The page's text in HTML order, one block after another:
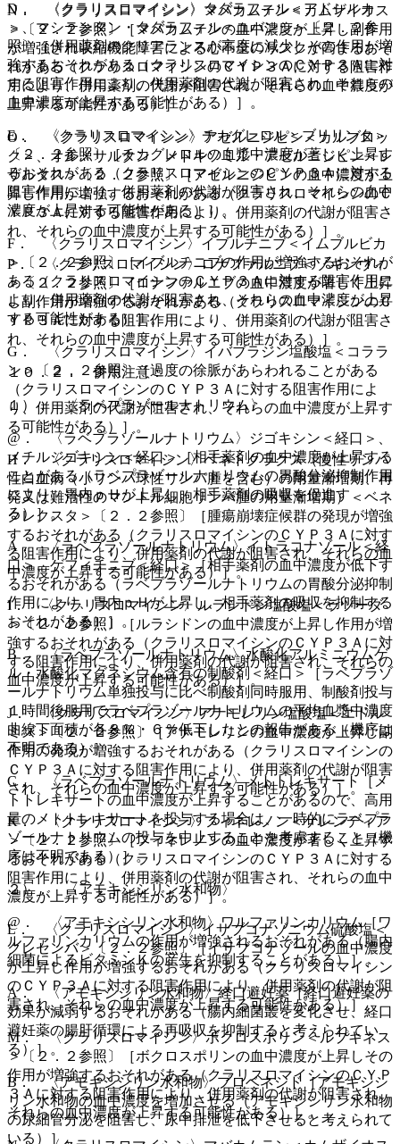
N． 〈クラリスロマイシン〉マバカムテン＜カムザイオス
＞〔２．２参照〕［マバカムテンの血中濃度が上昇し副作用
が増強され収縮機能障害による心不全のリスクが高まるおそ
れがある（クラリスロマイシンのＣＹＰ３Ａに対する阻害作
用により、併用薬剤の代謝が阻害され、それらの血中濃度が
上昇する可能性がある）］。
O． 〈クラリスロマイシン〉アゼルニジピン＜カルブロッ
ク＞、オルメサルタン メドキソミル・アゼルニジピン＜レ
ザルタス＞〔２．２参照〕［アゼルニジピンの血中濃度が上
昇し作用が増強するおそれがある（クラリスロマイシンのＣ
ＹＰ３Ａに対する阻害作用により、併用薬剤の代謝が阻害さ
れ、それらの血中濃度が上昇する可能性がある）］。
P． 〈クラリスロマイシン〉ロナファルニブ＜ゾキンヴィ
＞〔２．２参照〕［ロナファルニブの血中濃度が著しく上昇
し副作用が増強するおそれがある（クラリスロマイシンのＣ
ＹＰ３Ａに対する阻害作用により、併用薬剤の代謝が阻害さ
れ、それらの血中濃度が上昇する可能性がある）］。
１０．２． 併用注意：
１）． 〈ラベプラゾールナトリウム〉
@． 〈ラベプラゾールナトリウム〉ジゴキシン＜経口＞、
メチルジゴキシン＜経口＞［相手薬剤の血中濃度が上昇する
ことがある（ラベプラゾールナトリウムの胃酸分泌抑制作用
により、胃内ｐＨが上昇し、相手薬剤の吸収を促進す
る）］。
A． 〈ラベプラゾールナトリウム〉イトラコナゾール＜経
口＞、ゲフィチニブ＜経口＞［相手薬剤の血中濃度が低下す
るおそれがある（ラベプラゾールナトリウムの胃酸分泌抑制
作用により、胃内ｐＨが上昇し、相手薬剤の吸収を抑制する
おそれがある）］。
B． 〈ラベプラゾールナトリウム〉水酸化アルミニウムゲ
ル・水酸化マグネシウム含有の制酸剤＜経口＞［ラベプラゾ
ールナトリウム単独投与に比べ制酸剤同時服用、制酸剤投与
１時間後服用でラベプラゾールナトリウムの平均血漿中濃度
曲線下面積が各８％・６％低下したとの報告がある（機序は
不明である）］。
C． 〈ラベプラゾールナトリウム〉メトトレキサート［メ
トトレキサートの血中濃度が上昇することがあるので、高用
量のメトトレキサートを投与する場合は、一時的にラベプラ
ゾールナトリウムの投与を中止することを考慮すること（機
序は不明である）］。
２）． 〈アモキシシリン水和物〉
@． 〈アモキシシリン水和物〉ワルファリンカリウム［ワ
ルファリンカリウムの作用が増強されるおそれがある（腸内
細菌によるビタミンＫの産生を抑制することがある）］。
A． 〈アモキシシリン水和物〉経口避妊薬［経口避妊薬の
効果が減弱するおそれがある（腸内細菌叢を変化させ、経口
避妊薬の腸肝循環による再吸収を抑制すると考えられてい
る）］。
B． 〈アモキシシリン水和物〉プロベネシド［アモキシシ
リン水和物の血中濃度を増加させる（アモキシシリン水和物
の尿細管分泌を阻害し、尿中排泄を低下させると考えられて
いる）］。
D． 〈クラリスロマイシン〉タダラフィル＜アドシルカ
＞、マシテンタン・タダラフィル＜ユバンシ＞〔２．２参
照〕［併用薬剤のクリアランスが高度に減少しその作用が増
強するおそれがある（クラリスロマイシンのＣＹＰ３Ａに対
する阻害作用により、併用薬剤の代謝が阻害され、それらの
血中濃度が上昇する可能性がある）］。
E． 〈クラリスロマイシン〉チカグレロル＜ブリリンタ＞
〔２．２参照〕［チカグレロルの血漿中濃度が著しく上昇す
るおそれがある（クラリスロマイシンのＣＹＰ３Ａに対する
阻害作用により、併用薬剤の代謝が阻害され、それらの血中
濃度が上昇する可能性がある）］。
F． 〈クラリスロマイシン〉イブルチニブ＜イムブルビカ
＞〔２．２参照〕［イブルチニブの作用が増強するおそれが
ある（クラリスロマイシンのＣＹＰ３Ａに対する阻害作用に
より、併用薬剤の代謝が阻害され、それらの血中濃度が上昇
する可能性がある）］。
G． 〈クラリスロマイシン〉イバブラジン塩酸塩＜コララ
ン＞〔２．２参照〕［過度の徐脈があらわれることがある
（クラリスロマイシンのＣＹＰ３Ａに対する阻害作用によ
り、併用薬剤の代謝が阻害され、それらの血中濃度が上昇す
る可能性がある）］。
H． 〈クラリスロマイシン〉ベネトクラクス（慢性リンパ
性白血病（小リンパ球性リンパ腫を含む）の用量漸増期、再
発又は難治性のマントル細胞リンパ腫の用量漸増期）＜ベネ
クレクスタ＞〔２．２参照〕［腫瘍崩壊症候群の発現が増強
するおそれがある（クラリスロマイシンのＣＹＰ３Ａに対す
る阻害作用により、併用薬剤の代謝が阻害され、それらの血
中濃度が上昇する可能性がある）］。
I． 〈クラリスロマイシン〉ルラシドン塩酸塩＜ラツーダ
＞〔２．２参照〕［ルラシドンの血中濃度が上昇し作用が増
強するおそれがある（クラリスロマイシンのＣＹＰ３Ａに対
する阻害作用により、併用薬剤の代謝が阻害され、それらの
血中濃度が上昇する可能性がある）］。
J． 〈クラリスロマイシン〉アナモレリン塩酸塩＜エドル
ミズ＞〔２．２参照〕［アナモレリンの血中濃度が上昇し副
作用の発現が増強するおそれがある（クラリスロマイシンの
ＣＹＰ３Ａに対する阻害作用により、併用薬剤の代謝が阻害
され、それらの血中濃度が上昇する可能性がある）］。
K． 〈クラリスロマイシン〉フィネレノン＜ケレンディア
＞〔２．２参照〕［フィネレノンの血中濃度が著しく上昇す
るおそれがある（クラリスロマイシンのＣＹＰ３Ａに対する
阻害作用により、併用薬剤の代謝が阻害され、それらの血中
濃度が上昇する可能性がある）］。
L． 〈クラリスロマイシン〉イサブコナゾニウム硫酸塩＜
クレセンバ＞〔２．２参照〕［イサブコナゾールの血中濃度
が上昇し作用が増強するおそれがある（クラリスロマイシン
のＣＹＰ３Ａに対する阻害作用により、併用薬剤の代謝が阻
害され、それらの血中濃度が上昇する可能性がある）］。
M． 〈クラリスロマイシン〉ボクロスポリン＜ルプキネス
＞〔２．２参照〕［ボクロスポリンの血中濃度が上昇しその
作用が増強するおそれがある（クラリスロマイシンのＣＹＰ
３Ａに対する阻害作用により、併用薬剤の代謝が阻害され、
それらの血中濃度が上昇する可能性がある）］。